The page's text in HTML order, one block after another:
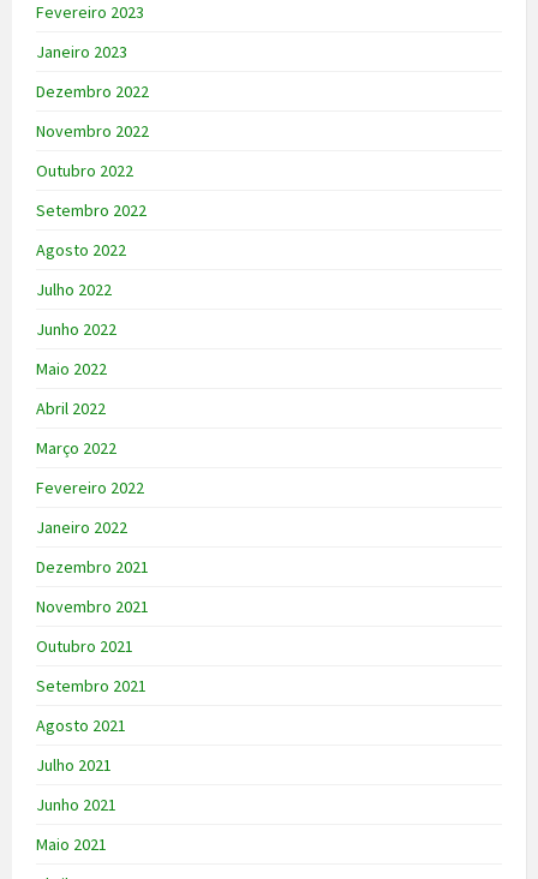
Fevereiro 2023
Janeiro 2023
Dezembro 2022
Novembro 2022
Outubro 2022
Setembro 2022
Agosto 2022
Julho 2022
Junho 2022
Maio 2022
Abril 2022
Março 2022
Fevereiro 2022
Janeiro 2022
Dezembro 2021
Novembro 2021
Outubro 2021
Setembro 2021
Agosto 2021
Julho 2021
Junho 2021
Maio 2021